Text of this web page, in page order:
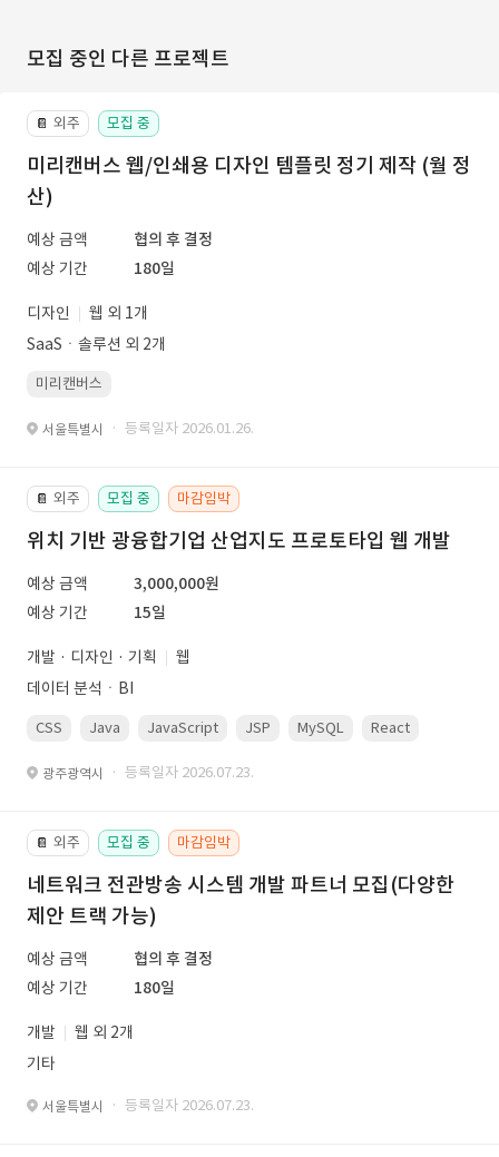
모집 중인 다른 프로젝트
📔 외주 모집 중
미리캔버스 웹/인쇄용 디자인 템플릿 정기 제작 (월 정
산)
예상 금액
협의 후 결정
예상 기간
180일
디자인
웹 외 1개
SaaSㆍ솔루션 외 2개
미리캔버스
서울특별시 · 등록일자 2026.01.26.
📔 외주 모집 중 마감임박
위치 기반 광융합기업 산업지도 프로토타입 웹 개발
예상 금액
3,000,000원
예상 기간
15일
개발 · 디자인 · 기획
웹
데이터 분석ㆍBI
CSS Java JavaScript JSP MySQL React
광주광역시 · 등록일자 2026.07.23.
📔 외주 모집 중 마감임박
네트워크 전관방송 시스템 개발 파트너 모집(다양한
제안 트랙 가능)
예상 금액
협의 후 결정
예상 기간
180일
개발
웹 외 2개
기타
서울특별시 · 등록일자 2026.07.23.